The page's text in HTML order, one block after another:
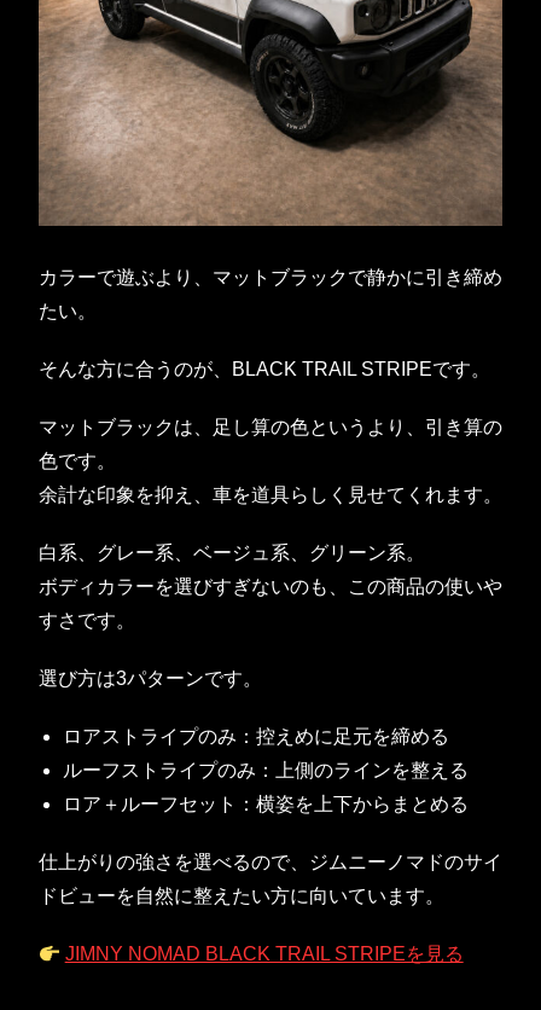
カラーで遊ぶより、マットブラックで静かに引き締め
たい。
そんな方に合うのが、BLACK TRAIL STRIPEです。
マットブラックは、足し算の色というより、引き算の
色です。
余計な印象を抑え、車を道具らしく見せてくれます。
白系、グレー系、ベージュ系、グリーン系。
ボディカラーを選びすぎないのも、この商品の使いや
すさです。
選び方は3パターンです。
ロアストライプのみ：控えめに足元を締める
ルーフストライプのみ：上側のラインを整える
ロア＋ルーフセット：横姿を上下からまとめる
仕上がりの強さを選べるので、ジムニーノマドのサイ
ドビューを自然に整えたい方に向いています。
JIMNY NOMAD BLACK TRAIL STRIPEを見る